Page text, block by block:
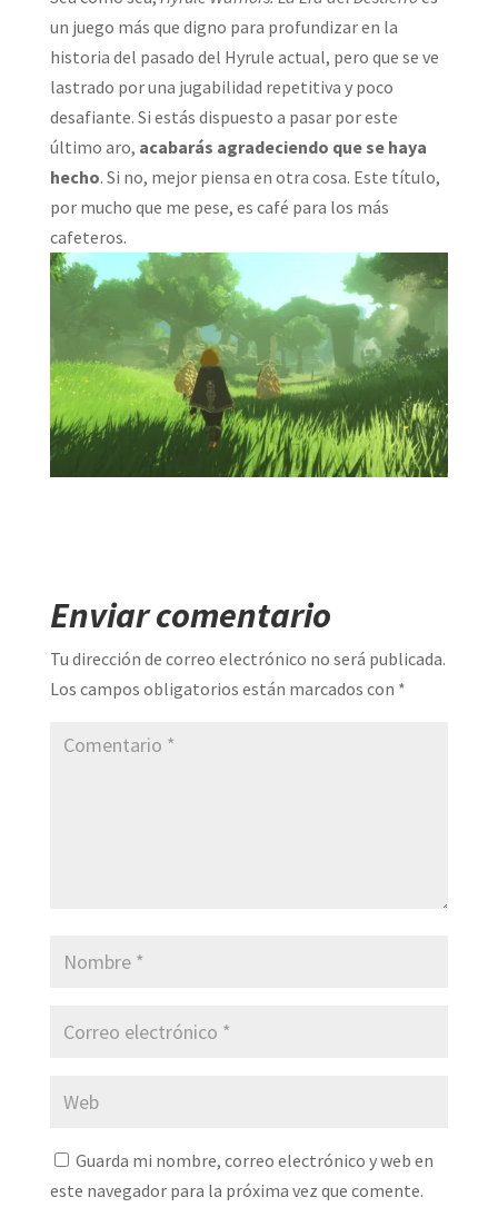
un juego más que digno para profundizar en la
historia del pasado del Hyrule actual, pero que se ve
lastrado por una jugabilidad repetitiva y poco
desafiante. Si estás dispuesto a pasar por este
último aro, acabarás agradeciendo que se haya
hecho. Si no, mejor piensa en otra cosa. Este título,
por mucho que me pese, es café para los más
cafeteros.
Enviar comentario
Tu dirección de correo electrónico no será publicada.
Los campos obligatorios están marcados con *
Guarda mi nombre, correo electrónico y web en
este navegador para la próxima vez que comente.